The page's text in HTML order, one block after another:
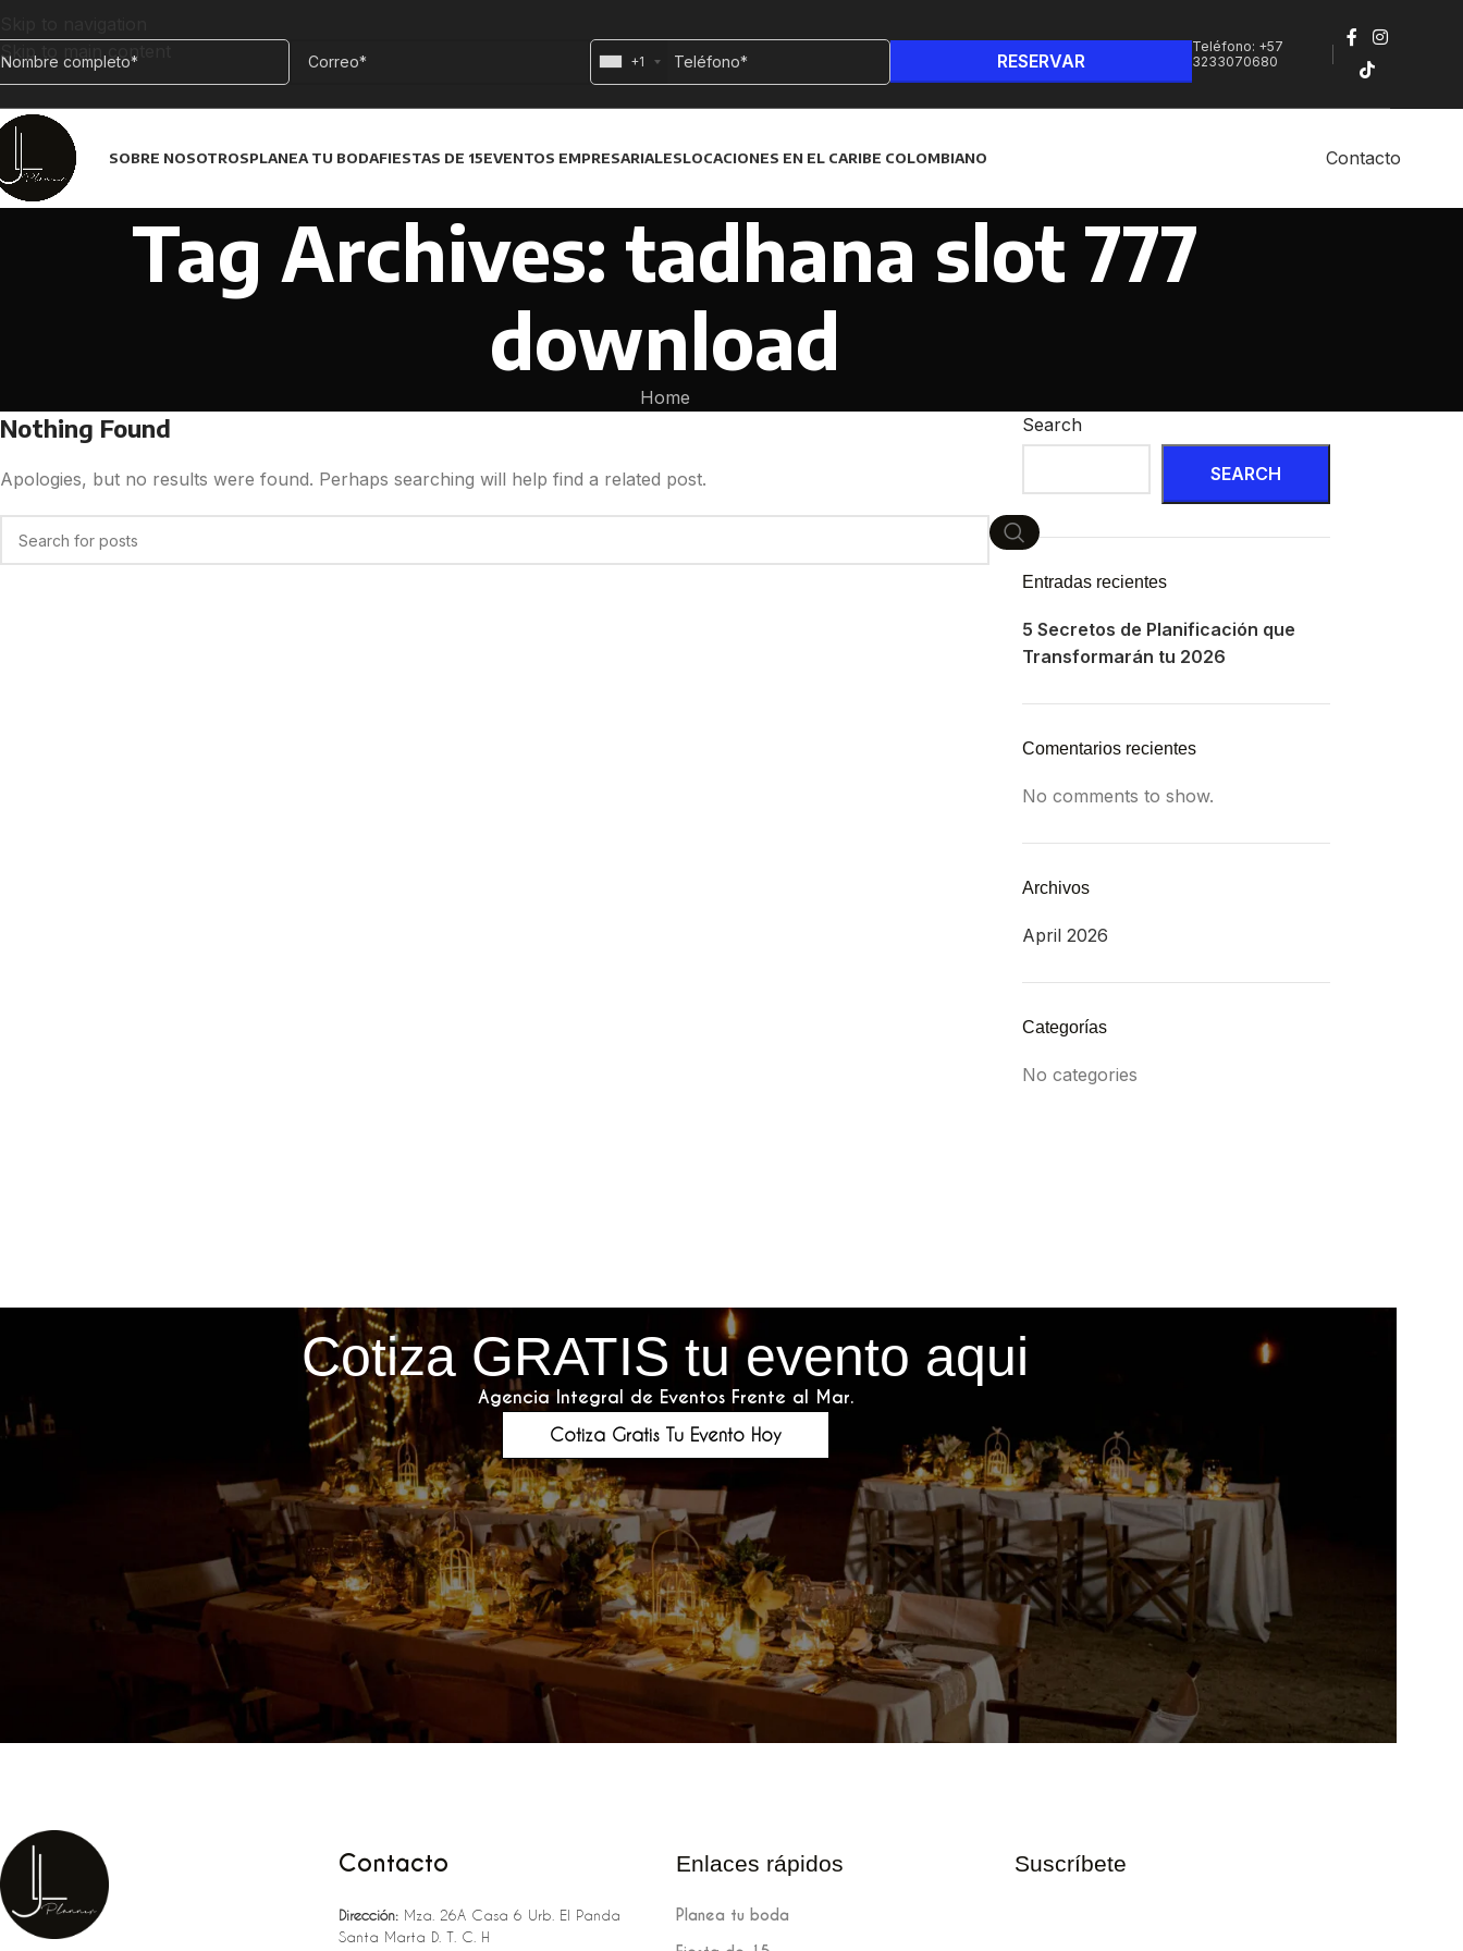
Skip to main content
+1
Teléfono: +57
3233070680‬
SOBRE NOSOTROSPLANEA TU BODAFIESTAS DE 15EVENTOS EMPRESARIALESLOCACIONES EN EL CARIBE COLOMBIANO Contacto
Tag Archives: tadhana slot 777
download
Home
Nothing Found
Apologies, but no results were found. Perhaps searching will help find a related post.
Search
SEARCH
Entradas recientes
5 Secretos de Planificación que
Transformarán tu 2026
Comentarios recientes
No comments to show.
Archivos
April 2026
Categorías
No categories
Cotiza GRATIS tu evento aqui
Agencia Integral de Eventos Frente al Mar.
Cotiza Gratis Tu Evento Hoy
Contacto
Dirección:Mza. 26A Casa 6 Urb. El Panda
Santa Marta D. T. C. H
Enlaces rápidos
Planea tu boda
Suscríbete